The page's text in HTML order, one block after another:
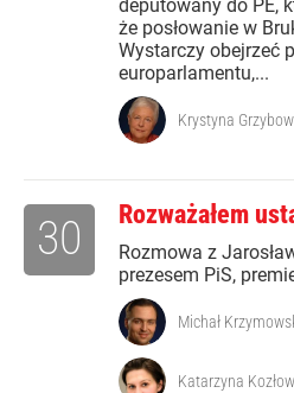
deputowany do PE,
że posłowanie w
Wystarczy obejrzeć
europarlamentu,...
Krystyna
Rozważałem
Rozmowa z
prezesem PiS,
30
Michał
Katarzyna